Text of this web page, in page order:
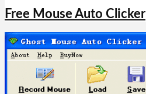
Free Mouse Auto Clicker